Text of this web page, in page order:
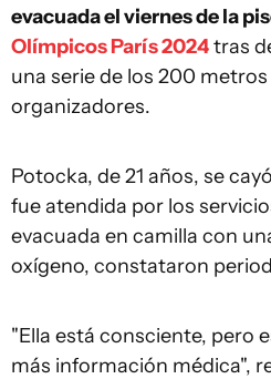
evacuada el viernes de la
Olímpicos París 2024tras
una serie de los 200
organizadores.
Potocka, de 21 años, se
fue atendida por los
evacuada en camilla con
oxígeno, constataron
"Ella está consciente, pero
más información médica",